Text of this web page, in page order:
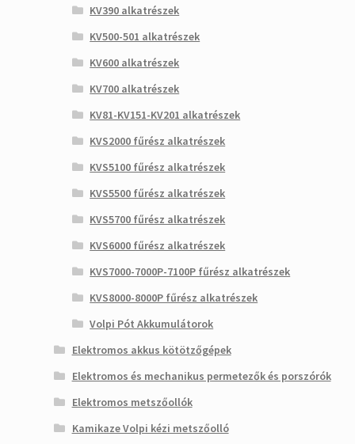
KV390 alkatrészek
KV500-501 alkatrészek
KV600 alkatrészek
KV700 alkatrészek
KV81-KV151-KV201 alkatrészek
KVS2000 fűrész alkatrészek
KVS5100 fűrész alkatrészek
KVS5500 fűrész alkatrészek
KVS5700 fűrész alkatrészek
KVS6000 fűrész alkatrészek
KVS7000-7000P-7100P fűrész alkatrészek
KVS8000-8000P fűrész alkatrészek
Volpi Pót Akkumulátorok
Elektromos akkus kötötzőgépek
Elektromos és mechanikus permetezők és porszórók
Elektromos metszőollók
Kamikaze Volpi kézi metszőolló